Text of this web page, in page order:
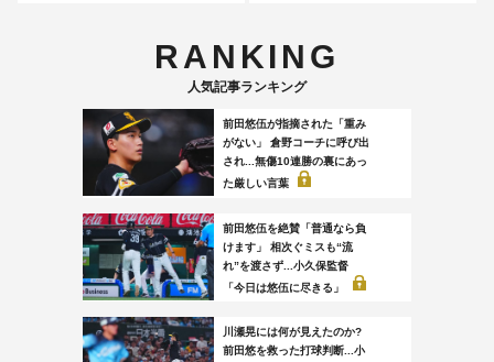
RANKING
人気記事ランキング
前田悠伍が指摘された「重み
がない」 倉野コーチに呼び出
され...無傷10連勝の裏にあっ
た厳しい言葉
前田悠伍を絶賛「普通なら負
けます」 相次ぐミスも“流
れ”を渡さず...小久保監督
「今日は悠伍に尽きる」
川瀬晃には何が見えたのか?
前田悠を救った打球判断...小